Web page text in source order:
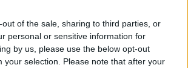
out of the sale, sharing to third parties, or
personal or sensitive information for
by us, please use the below opt-out
your selection. Please note that after your
εδώ